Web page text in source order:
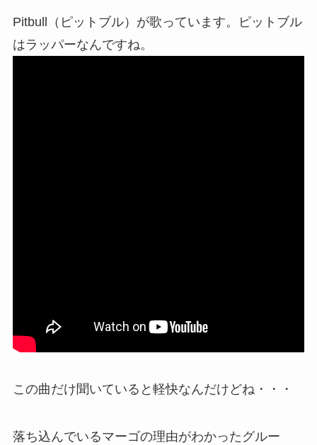
Pitbull（ピットブル）が歌っています。ピットブル
はラッパーなんですね。
この曲だけ聞いていると軽快なんだけどね・・・
落ち込んでいるマーゴの理由がわかったグルー